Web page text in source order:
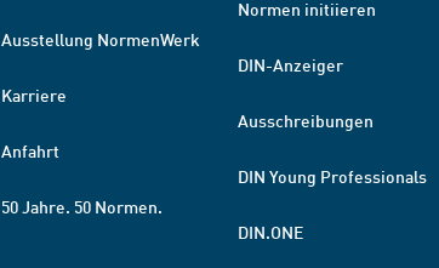
Ausstellung NormenWerk
Karriere
Anfahrt
50 Jahre. 50 Normen.
Normen initiieren
DIN-Anzeiger
Ausschreibungen
DIN Young Professionals
DIN.ONE